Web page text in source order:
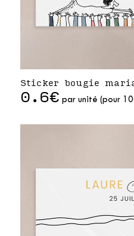
Sticker bougie
0.6€ par unité (pour